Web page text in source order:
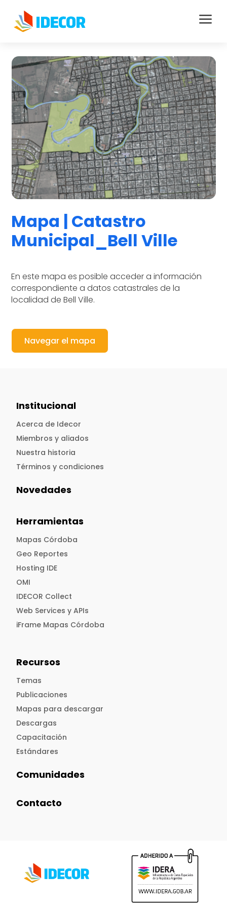
a
Mapa | Catastro
Municipal_Bell Ville
En este mapa es posible acceder a información
correspondiente a datos catastrales de la
localidad de Bell Ville.
Navegar el mapa
Institucional
Acerca de Idecor
Miembros y aliados
Nuestra historia
Términos y condiciones
Novedades
Herramientas
Mapas Córdoba
Geo Reportes
Hosting IDE
OMI
IDECOR Collect
Web Services y APIs
iFrame Mapas Córdoba
Recursos
Temas
Publicaciones
Mapas para descargar
Descargas
Capacitación
Estándares
Comunidades
Contacto